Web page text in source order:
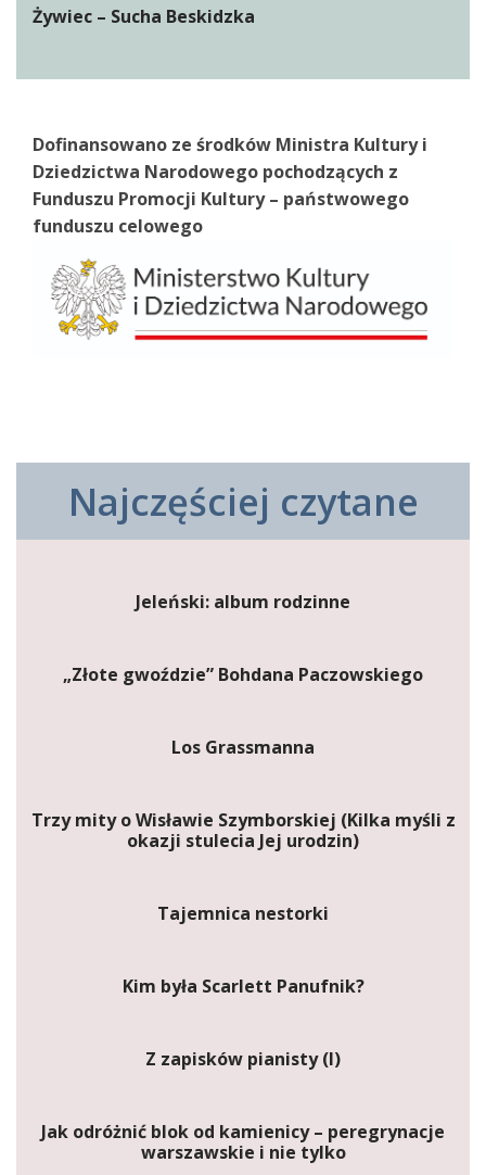
Żywiec – Sucha Beskidzka
Dofinansowano ze środków Ministra Kultury i
Dziedzictwa Narodowego pochodzących z
Funduszu Promocji Kultury – państwowego
funduszu celowego
Najczęściej czytane
Jeleński: album rodzinne
„Złote gwoździe” Bohdana Paczowskiego
Los Grassmanna
Trzy mity o Wisławie Szymborskiej (Kilka myśli z
okazji stulecia Jej urodzin)
Tajemnica nestorki
Kim była Scarlett Panufnik?
Z zapisków pianisty (I)
Jak odróżnić blok od kamienicy – peregrynacje
warszawskie i nie tylko